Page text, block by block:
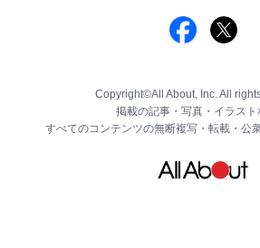
Copyright©All About, Inc. All
掲載の記事・写真・イラスト
すべてのコンテンツの無断複写・転載・公